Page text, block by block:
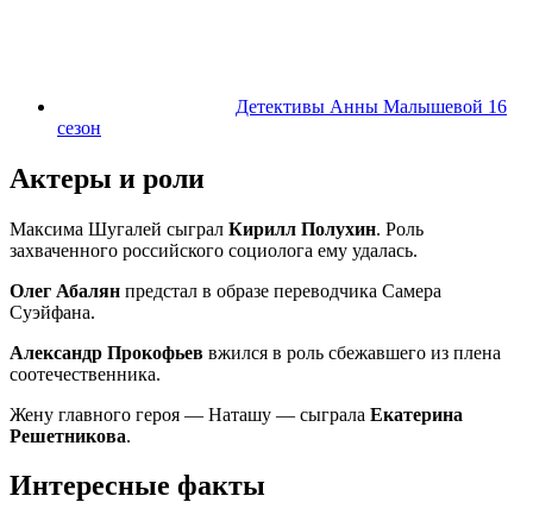
Детективы Анны Малышевой 16
сезон
Актеры и роли
Максима Шугалей сыграл Кирилл Полухин. Роль
захваченного российского социолога ему удалась.
Олег Абалян предстал в образе переводчика Самера
Суэйфана.
Александр Прокофьев вжился в роль сбежавшего из плена
соотечественника.
Жену главного героя — Наташу — сыграла Екатерина
Решетникова.
Интересные факты